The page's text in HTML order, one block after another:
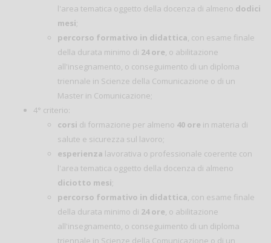
l'area tematica oggetto della docenza di almeno dodici
mesi;
percorso formativo in didattica, con esame finale
della durata minimo di 24 ore, o abilitazione
all'insegnamento, o conseguimento di un diploma
triennale in Scienze della Comunicazione o di un
Master in Comunicazione;
4° criterio:
corsi di formazione per almeno 40 ore in materia di
salute e sicurezza sul lavoro;
esperienza lavorativa o professionale coerente con
l'area tematica oggetto della docenza di almeno
diciotto mesi;
percorso formativo in didattica, con esame finale
della durata minimo di 24 ore, o abilitazione
all'insegnamento, o conseguimento di un diploma
triennale in Scienze della Comunicazione o di un